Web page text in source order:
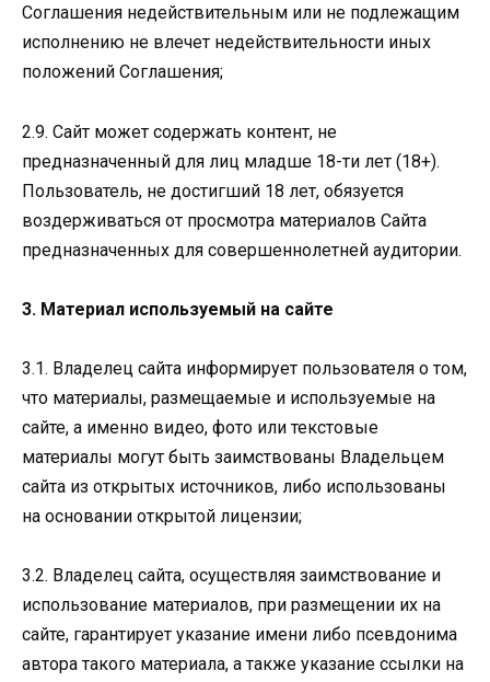
Соглашения недействительным или не подлежащим
исполнению не влечет недействительности иных
положений Соглашения;
2.9. Сайт может содержать контент, не
предназначенный для лиц младше 18-ти лет (18+).
Пользователь, не достигший 18 лет, обязуется
воздерживаться от просмотра материалов Сайта
предназначенных для совершеннолетней аудитории.
3. Материал используемый на сайте
3.1. Владелец сайта информирует пользователя о том,
что материалы, размещаемые и используемые на
сайте, а именно видео, фото или текстовые
материалы могут быть заимствованы Владельцем
сайта из открытых источников, либо использованы
на основании открытой лицензии;
3.2. Владелец сайта, осуществляя заимствование и
использование материалов, при размещении их на
сайте, гарантирует указание имени либо псевдонима
автора такого материала, а также указание ссылки на